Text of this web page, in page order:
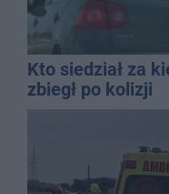
Kto siedział za
zbiegł po kolizji